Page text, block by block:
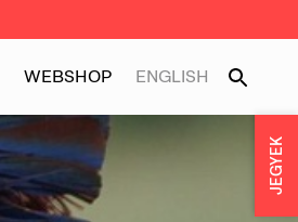
WEBSHOP ENGLISH
JEGYEK